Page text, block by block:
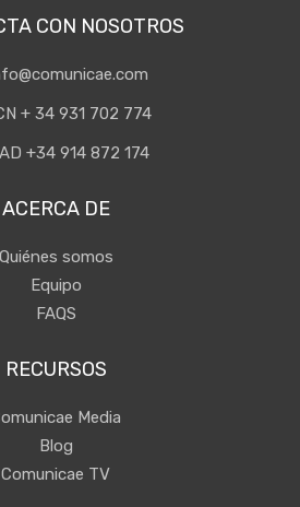
CON NOSOTROS
+ 34 931 702 774
+34 914 872 174
ACERCA DE
Quiénes somos
Equipo
FAQS
RECURSOS
Media
Blog
Comunicae TV